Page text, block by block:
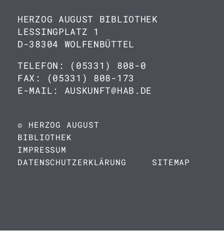
HERZOG AUGUST BIBLIOTHEK
LESSINGPLATZ 1
D-38304 WOLFENBÜTTEL
TELEFON: (05331) 808-0
FAX: (05331) 808-173
E-MAIL: AUSKUNFT@HAB.DE
© HERZOG AUGUST
BIBLIOTHEK
IMPRESSUM
DATENSCHUTZERKLÄRUNG
SITEMAP